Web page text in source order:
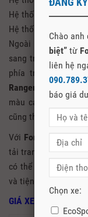
Hệ thống kiểm soát
Hệ thống điều khiển
Ngoài ra nội thất
sang trọng với nội
phía trên mặt táp
Ranger Wildtrak
thì
màu cam rất tinh
cũng thể thao.
Với Ford Ranger
tải trang bị như xe
có thể sử dụng để
và tiện nghi.
GIÁ XE FORD
Chào
biệt” từ
liên hệ
báo giá
Chọn xe: